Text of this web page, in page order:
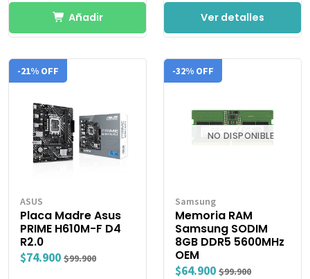
Añadir Ver detalles
-21% OFF
ASUS
Placa Madre Asus
PRIME H610M-F D4
R2.0
$74.900 $99.900
-32% OFF
NO DISPONIBLE
Samsung
Memoria RAM
Samsung SODIM
8GB DDR5 5600MHz
OEM
$64.900 $99.900